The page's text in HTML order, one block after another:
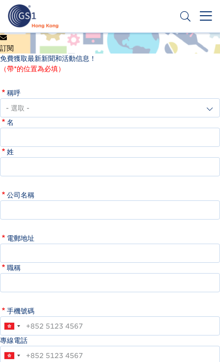
內
容
Header
Top
Second
Menu
申請條碼
訂閱
免費獲取最新新聞和活動信息！
（帶*的位置為必填）
稱呼
名
姓
公司名稱
電郵地址
職稱
手機號碼
專線電話